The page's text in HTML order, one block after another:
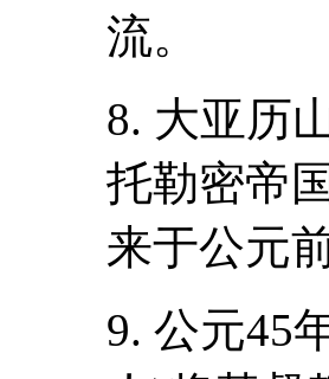
流。
8. 大亚历
托勒密帝
来于公元
9. 公元45